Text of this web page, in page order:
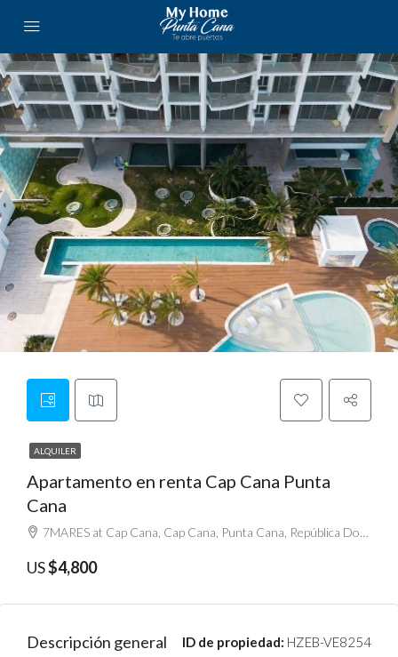
ALQUILER
Apartamento en renta Cap Cana Punta
Cana
7MARES at Cap Cana, Cap Cana, Punta Cana, República Dominicana
US$4,800
Descripción general ID de propiedad: HZEB-VE8254